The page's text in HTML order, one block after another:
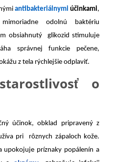
antibakteriálnymi účinkami,
odolnú baktériu
obsiahnutý glikozid stimuluje
správnej funkcie pečene,
z tela rýchlejšie odplaviť.
o
účinok, obklad pripravený z
pri rôznych zápaloch kože.
upokojuje príznaky popálenín a